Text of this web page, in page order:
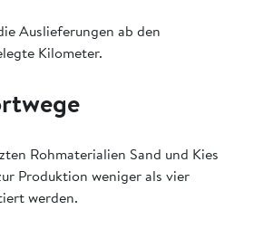
Auslieferungen ab den
Kilometer.
Rohmaterialien Sand und Kies
Produktion weniger als vier
werden.